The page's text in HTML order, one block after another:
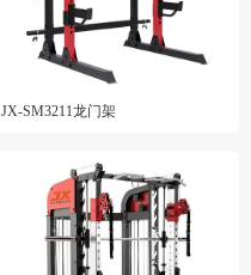
JX-SM3211龙门架